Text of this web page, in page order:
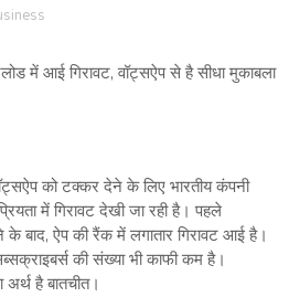
में आई गिरावट, वॉट्सऐप से है सीधा मुकाबला
को टक्कर देने के लिए भारतीय कंपनी
में गिरावट देखी जा रही है। पहले
के बाद, ऐप की रैंक में लगातार गिरावट आई है।
की संख्या भी काफी कम है।
है बातचीत।